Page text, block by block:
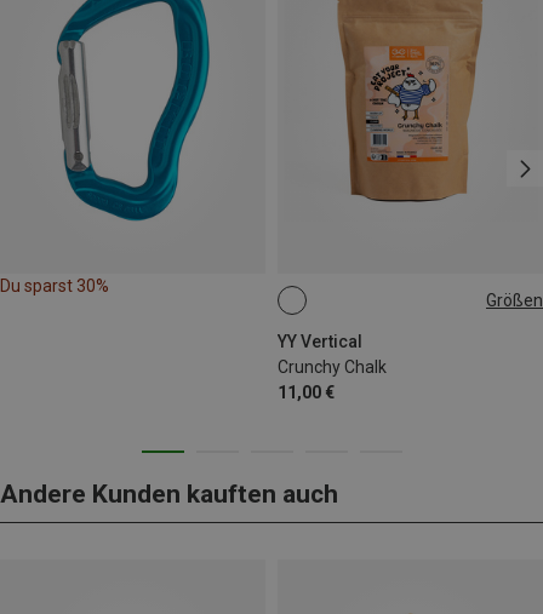
Du sparst 30%
Größen
YY Vertical
Crunchy Chalk
11,00 €
500G
Andere Kunden kauften auch